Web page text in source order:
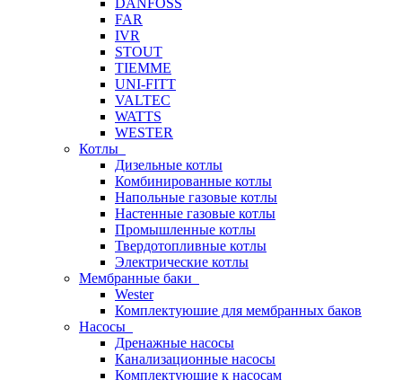
DANFOSS
FAR
IVR
STOUT
TIEMME
UNI-FITT
VALTEC
WATTS
WESTER
Котлы
Дизельные котлы
Комбинированные котлы
Напольные газовые котлы
Настенные газовые котлы
Промышленные котлы
Твердотопливные котлы
Электрические котлы
Мембранные баки
Wester
Комплектуюшие для мембранных баков
Насосы
Дренажные насосы
Канализационные насосы
Комплектующие к насосам